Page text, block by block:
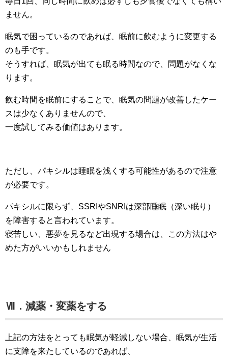
ません。
眠気で困っているのであれば、眠前に飲むように変更する
のも手です。
そうすれば、眠気が出ても眠る時間なので、問題がなくな
ります。
飲む時間を眠前にすることで、眠気の問題が改善したケー
スは少なくありませんので、
一度試してみる価値はあります。
ただし、パキシルは睡眠を浅くする可能性があるので注意
が必要です。
パキシルに限らず、SSRIやSNRIは深部睡眠（深い眠り）
を障害すると言われています。
寝苦しい、悪夢を見るなど出現する場合は、この方法はや
めた方がいいかもしれません
Ⅶ．減薬・変薬をする
上記の方法をとっても眠気が軽減しない場合、眠気が生活
に支障を来たしているのであれば、